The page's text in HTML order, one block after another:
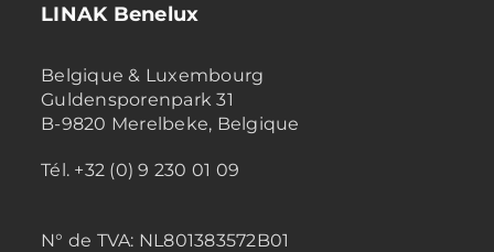
LINAK Benelux
Belgique & Luxembourg
Guldensporenpark 31
B-9820 Merelbeke, Belgique
Tél. +32 (0) 9 230 01 09
N° de TVA: NL801383572B01